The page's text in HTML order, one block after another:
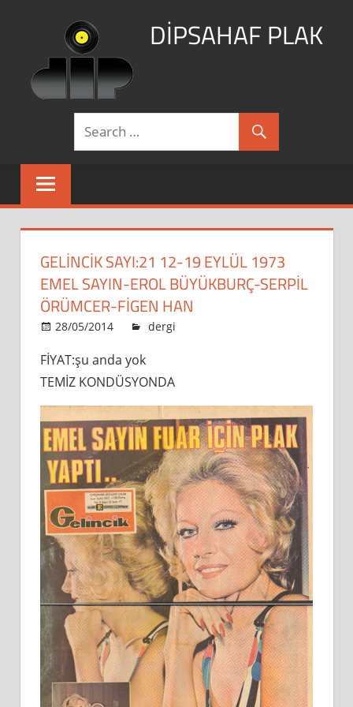
DİPSAHAF PLAK
DİPSAHAF
GELİNCİK SAYI:21 12-19 EYLÜL 1973
EMEL SAYIN-EROL BÜYÜKBURÇ-SERPİL
ÖRÜMCER-FİGEN HAN
28/05/2014 admin
dergi
FİYAT:şu anda yok
TEMİZ KONDÜSYONDA